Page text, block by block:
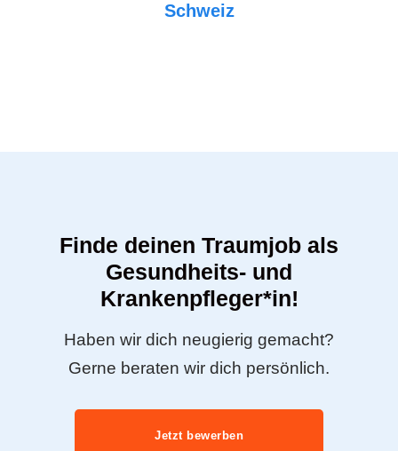
Schweiz
Finde deinen Traumjob als
Gesundheits- und
Krankenpfleger*in!
Haben wir dich neugierig gemacht?
Gerne beraten wir dich persönlich.
Jetzt bewerben